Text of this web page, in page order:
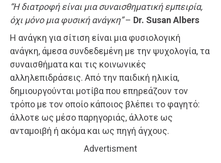
“Η διατροφή είναι μια συναισθηματική εμπειρία,
όχι μόνο μια φυσική ανάγκη”– Dr. Susan Albers
Η ανάγκη για σίτιση είναι μια φυσιολογική
ανάγκη, άμεσα συνδεδεμένη με την ψυχολογία, τα
συναισθήματα και τις κοινωνικές
αλληλεπιδράσεις. Από την παιδική ηλικία,
δημιουργούνται μοτίβα που επηρεάζουν τον
τρόπο με τον οποίο κάποιος βλέπει το φαγητό:
άλλοτε ως μέσο παρηγοριάς, άλλοτε ως
ανταμοιβή ή ακόμα και ως πηγή άγχους.
Advertisment